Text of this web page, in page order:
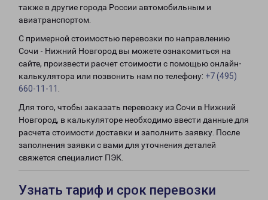
также в другие города России автомобильным и
авиатранспортом.
С примерной стоимостью перевозки по направлению
Сочи - Нижний Новгород вы можете ознакомиться на
сайте, произвести расчет стоимости с помощью онлайн-
калькулятора или позвонить нам по телефону: +7 (495)
660-11-11
Для того, чтобы заказать перевозку из Сочи в Нижний
Новгород, в калькуляторе необходимо ввести данные для
расчета стоимости доставки и заполнить заявку. После
заполнения заявки с вами для уточнения деталей
свяжется специалист ПЭК.
Узнать тариф и срок перевозки